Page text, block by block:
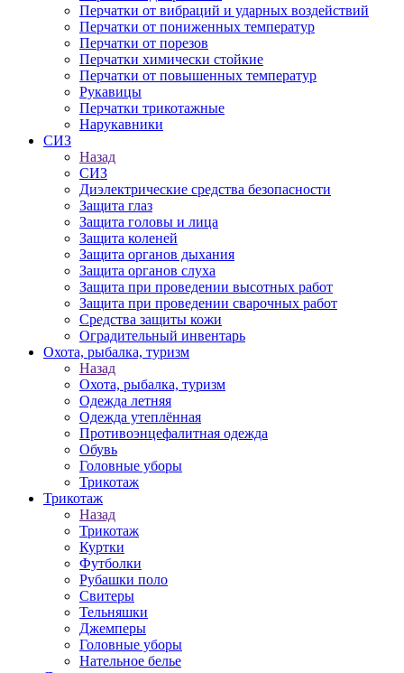
Перчатки от вибраций и ударных воздействий
Перчатки от пониженных температур
Перчатки от порезов
Перчатки химически стойкие
Перчатки от повышенных температур
Рукавицы
Перчатки трикотажные
Нарукавники
СИЗ
Назад
СИЗ
Диэлектрические средства безопасности
Защита глаз
Защита головы и лица
Защита коленей
Защита органов дыхания
Защита органов слуха
Защита при проведении высотных работ
Защита при проведении сварочных работ
Средства защиты кожи
Оградительный инвентарь
Охота, рыбалка, туризм
Назад
Охота, рыбалка, туризм
Одежда летняя
Одежда утеплённая
Противоэнцефалитная одежда
Обувь
Головные уборы
Трикотаж
Трикотаж
Назад
Трикотаж
Куртки
Футболки
Рубашки поло
Свитеры
Тельняшки
Джемперы
Головные уборы
Нательное белье